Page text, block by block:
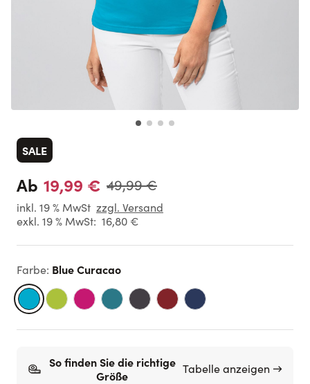
SALE
Ab 19,99 € 49,99 €
inkl. 19 % MwSt zzgl. Versand
exkl. 19 % MwSt: 16,80 €
Farbe: Blue Curacao
So finden Sie die richtige
Größe
Tabelle anzeigen →